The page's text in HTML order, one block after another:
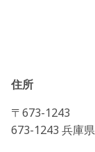
住所
〒673-1243
673-1243 兵庫